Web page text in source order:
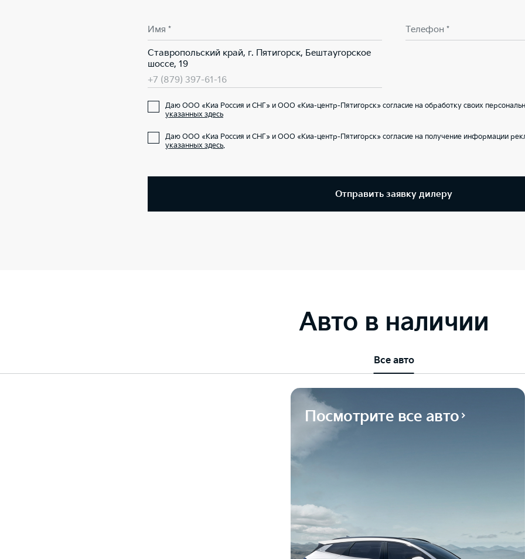
Имя * Телефон *
Ставропольский край, г. Пятигорск, Бештаугорское
шоссе, 19
+7 (879) 397-61-16
Даю ООО «Киа Россия и СНГ» и ООО «Киа-центр-Пятигорск» согласие на обработку своих
указанных здесь
Даю ООО «Киа Россия и СНГ» и ООО «Киа-центр-Пятигорск» согласие на получение информации
указанных здесь.
Отправить заявку дилеру
Авто в наличии
Все авто
Посмотрите все авто